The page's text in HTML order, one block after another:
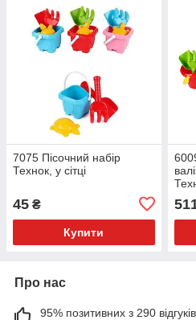
7075 Пісочний набір
Технок, у сітці
45 ₴
Купити
Про нас
95% позитивних з 290